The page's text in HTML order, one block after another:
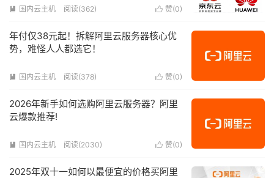
 赞(0)
 国内云主机 阅读(362)
年付仅38元起！拆解阿里云服务器核心优
势，难怪人人都选它！
 赞(0)
 国内云主机 阅读(378)
2026年新手如何选购阿里云服务器？阿里
云爆款推荐!
 赞(0)
 国内云主机 阅读(2030)
2025年双十一如何以最便宜的价格买阿里